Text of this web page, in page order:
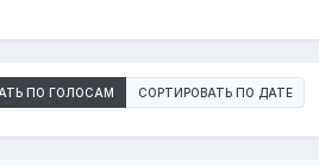
ПО ГОЛОСАМ СОРТИРОВАТЬ ПО ДАТЕ